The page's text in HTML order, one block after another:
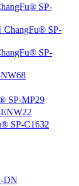
SP-
SP-
SP-
SP-MP29
SP-C1632
DN